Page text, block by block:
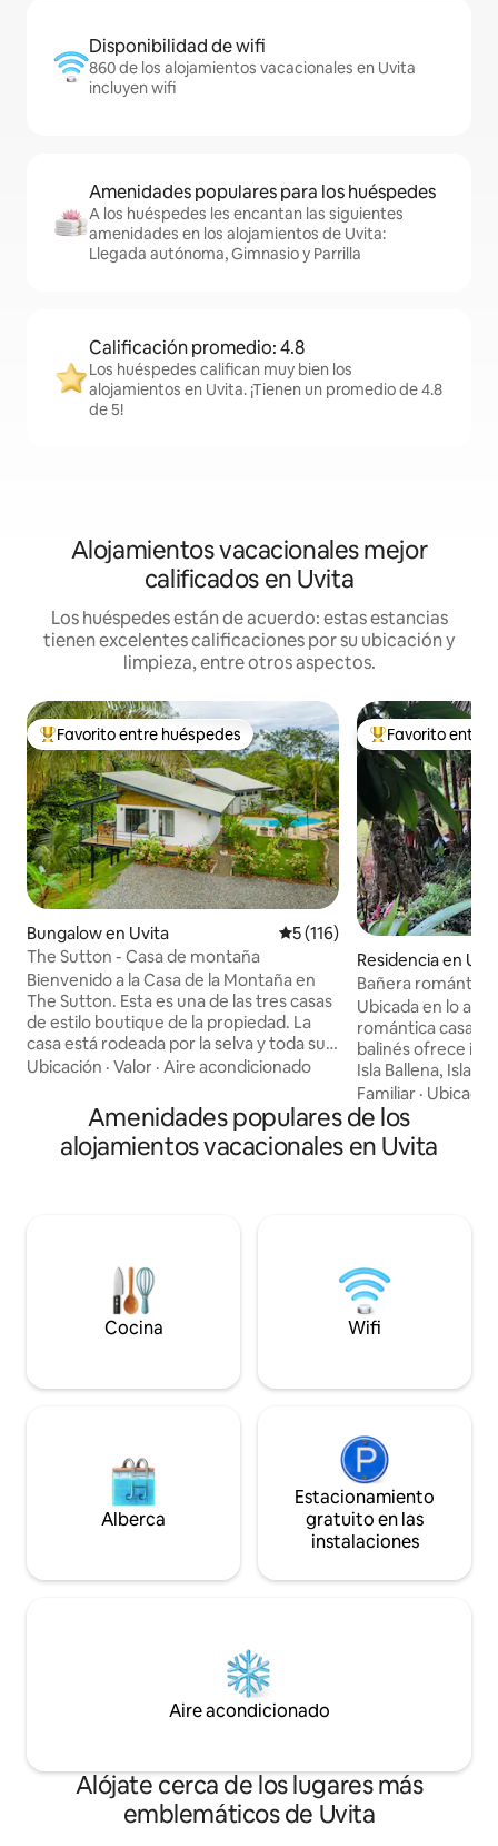
Disponibilidad de wifi
860 de los alojamientos vacacionales en Uvita
incluyen wifi
Amenidades populares para los huéspedes
A los huéspedes les encantan las siguientes
amenidades en los alojamientos de Uvita:
Llegada autónoma, Gimnasio y Parrilla
Calificación promedio: 4.8
Los huéspedes califican muy bien los
alojamientos en Uvita. ¡Tienen un promedio de 4.8
de 5!
Alojamientos vacacionales mejor
calificados en Uvita
Los huéspedes están de acuerdo: estas estancias
tienen excelentes calificaciones por su ubicación y
limpieza, entre otros aspectos.
De los mejores en Favorito entre huéspedes
Favorito entre huéspedes
Bungalow en Uvita Calificación promedio: 5 de
5 (116)
The Sutton - Casa de montaña
Bienvenido a la Casa de la Montaña en
The Sutton. Esta es una de las tres casas
de estilo boutique de la propiedad. La
casa está rodeada por la selva y toda su
gloriosa naturaleza. Alquila una para ti y
experiencia de villa grupal con la
comodidad de alojamientos privados.
Cada unidad tiene su propio patio
comunitarias y cenas con vistas a la
piscina, terraza y jardín tropical.
Ubicación · Valor · Aire acondicionado
De los mejores
Favorito entre
Residencia en
Bañera romántica
vista al mar Uvita
Ubicada en lo alto
romántica casa
balinés ofrece
Isla Ballena, Isla
Osa. Relájate en
un baño caliente
refrescante
sonidos de la
te invita a reducir
conectarte con la
Familiar ·
Amenidades populares de los
alojamientos vacacionales en Uvita
Cocina Wifi
Alberca
Estacionamiento
gratuito en las
instalaciones
Aire acondicionado
Alójate cerca de los lugares más
emblemáticos de Uvita